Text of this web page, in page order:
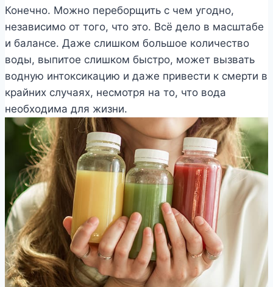
Конечно. Можно переборщить с чем угодно,
независимо от того, что это. Всё дело в масштабе
и балансе. Даже слишком большое количество
воды, выпитое слишком быстро, может вызвать
водную интоксикацию и даже привести к смерти в
крайних случаях, несмотря на то, что вода
необходима для жизни.